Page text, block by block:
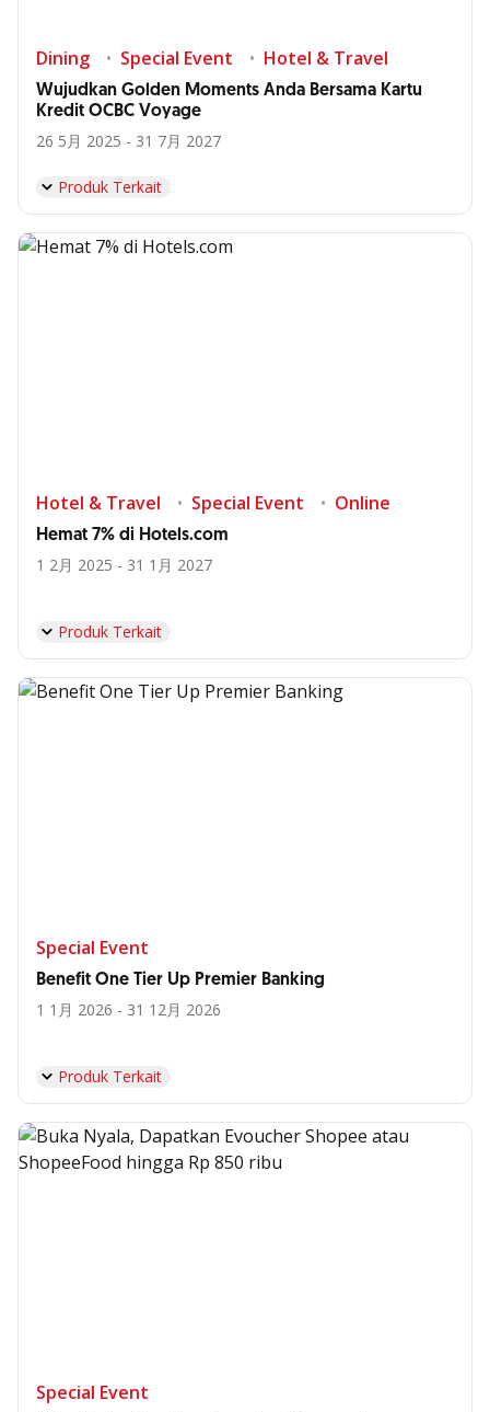
Dining Special Event Hotel & Travel
Wujudkan Golden Moments Anda Bersama Kartu
Kredit OCBC Voyage
26 5月 2025 - 31 7月 2027
Produk Terkait
Hotel & Travel Special Event Online
Hemat 7% di Hotels.com
1 2月 2025 - 31 1月 2027
Produk Terkait
Special Event
Benefit One Tier Up Premier Banking
1 1月 2026 - 31 12月 2026
Produk Terkait
Special Event